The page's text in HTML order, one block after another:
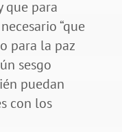
que para
“que
para la paz
sesgo
puedan
con los